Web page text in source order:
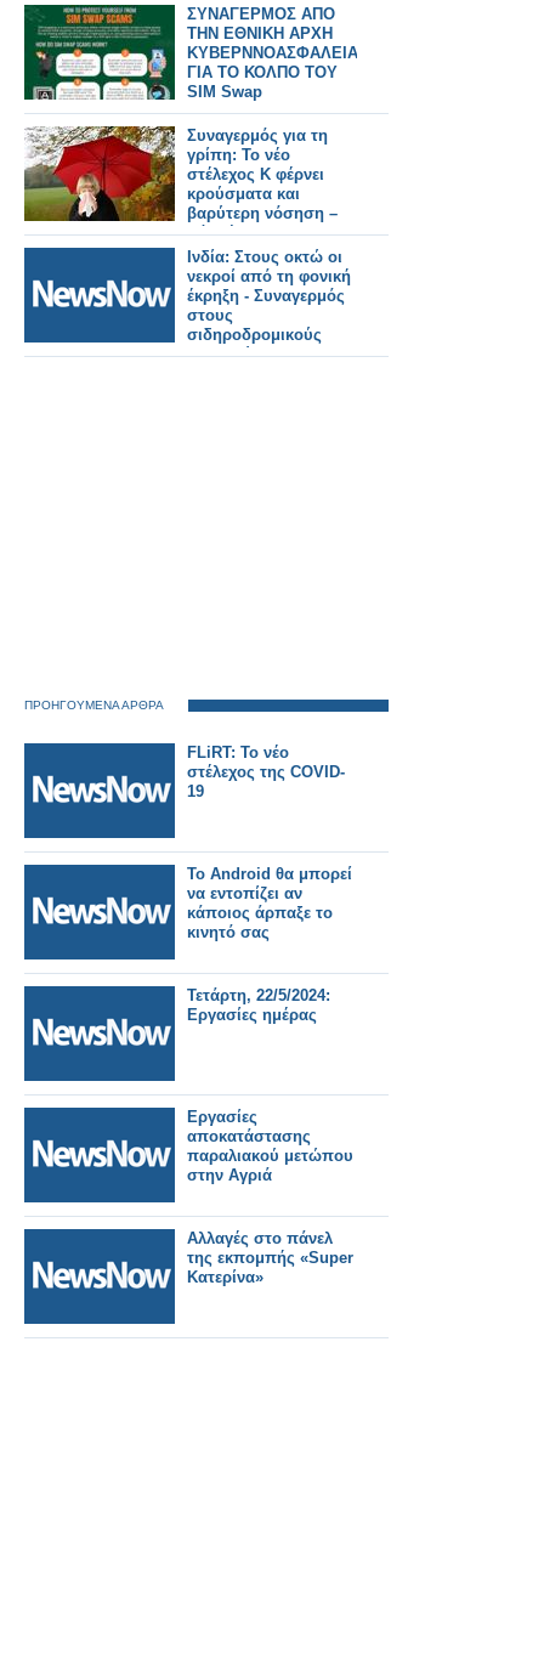
ΣΥΝΑΓΕΡΜΟΣ ΑΠΟ
ΤΗΝ ΕΘΝΙΚΗ ΑΡΧΗ
ΚΥΒΕΡΝΝΟΑΣΦΑΛΕΙΑΣ
ΓΙΑ ΤΟ ΚΟΛΠΟ ΤΟΥ
SIM Swap
Συναγερμός για τη
γρίπη: Το νέο
στέλεχος Κ φέρνει
κρούσματα και
βαρύτερη νόσηση –
Πότε έρχεται στην
Ελλάδα
Ινδία: Στους οκτώ οι
νεκροί από τη φονική
έκρηξη - Συναγερμός
στους
σιδηροδρομικούς
σταθμούς
ΠΡΟΗΓΟΥΜΕΝΑ ΑΡΘΡΑ
FLiRT: Το νέο
στέλεχος της COVID-
19
Το Android θα μπορεί
να εντοπίζει αν
κάποιος άρπαξε το
κινητό σας
Τετάρτη, 22/5/2024:
Εργασίες ημέρας
Εργασίες
αποκατάστασης
παραλιακού μετώπου
στην Αγριά
Αλλαγές στο πάνελ
της εκπομπής «Super
Κατερίνα»